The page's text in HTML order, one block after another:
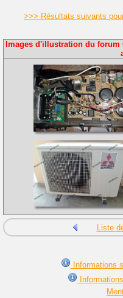
>>> Résultats suivants
Images d'illustration du
Liste
Informations